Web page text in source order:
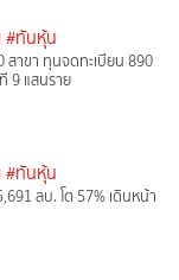
#ทันหุ้น
สาขา ทุนจดทะเบียน 890
9 แสนราย
#ทันหุ้น
ลบ. โต 57% เดินหน้า